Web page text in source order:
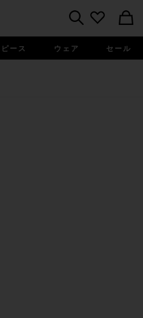
ース ウェア セール
ブーツ